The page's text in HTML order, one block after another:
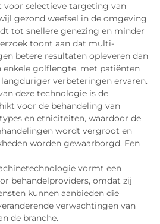
voor selectieve targeting van
gezond weefsel in de omgeving
tot snellere genezing en minder
toont aan dat multi-
betere resultaten opleveren dan
enkele golflengte, met patiënten
verbeteringen ervaren.
deze technologie is de
voor de behandeling van
en etniciteiten, waardoor de
wordt vergroot en
worden gewaarborgd. Een
vormt een
behandelproviders, omdat zij
kunnen aanbieden die
verwachtingen van
de branche.